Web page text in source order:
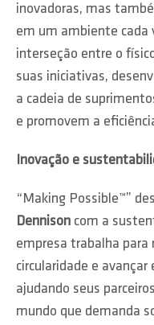
inovadoras, mas
em um ambiente cada
interseção entre o
suas iniciativas,
a cadeia de
e promovem a
Inovação e
“Making Possible™”
Dennison com a
empresa trabalha para
circularidade e
ajudando seus
mundo que demanda